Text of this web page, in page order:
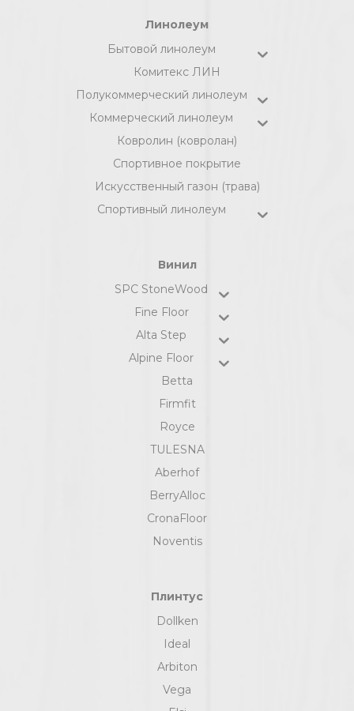
Линолеум
Бытовой линолеум
Комитекс ЛИН
Полукоммерческий линолеум
Коммерческий линолеум
Ковролин (ковролан)
Спортивное покрытие
Искусственный газон (трава)
Спортивный линолеум
Винил
SPC StoneWood
Fine Floor
Alta Step
Alpine Floor
Betta
Firmfit
Royce
TULESNA
Aberhof
BerryAlloc
CronaFloor
Noventis
Плинтус
Dollken
Ideal
Arbiton
Vega